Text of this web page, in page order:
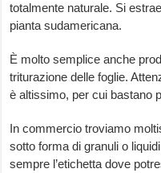
totalmente naturale. Si
pianta sudamericana.
È molto semplice anche
triturazione delle foglie.
è altissimo, per cui bastano
In commercio troviamo
sotto forma di granuli o
sempre l’etichetta dove